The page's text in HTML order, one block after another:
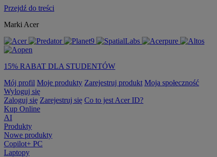
Przejdź do treści
Marki Acer
15% RABAT DLA STUDENTÓW
Mój profil Moje produkty Zarejestruj produkt Moja społeczność
Wyloguj się
Zaloguj się Zarejestruj się Co to jest Acer ID?
Kup Online
AI
Produkty
Nowe produkty
Copilot+ PC
Laptopy